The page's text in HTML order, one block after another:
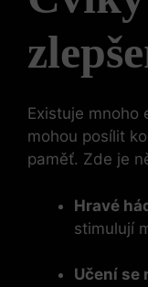
Existuje mnoho
mohou posílit
paměť. Zde je
Hravé
stimulují
Učení se